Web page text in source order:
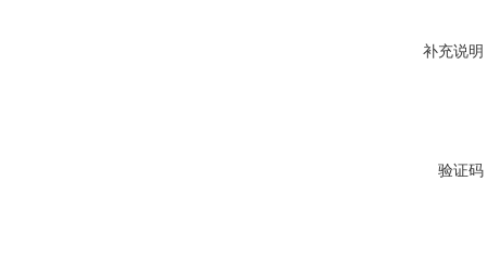
补充说明
验证码